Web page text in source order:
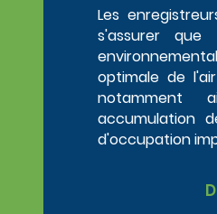
Les
s'assurer que
optimale de
notamment
accumulation
d'occupation